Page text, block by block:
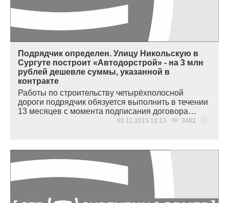
Подрядчик определен. Улицу Никольскую в
Сургуте построит «Автодорстрой» - на 3 млн
рублей дешевле суммы, указанной в
контракте
Работы по строительству четырёхполосной
дороги подрядчик обязуется выполнить в течении
13 месяцев с момента подписания договора…
03.11.2015 12:13 3482